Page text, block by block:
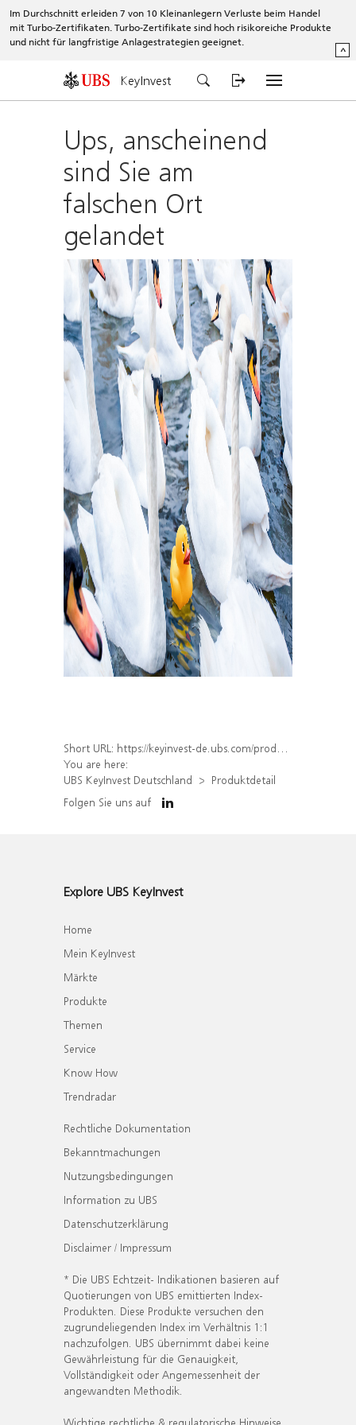
Im Durchschnitt erleiden 7 von 10 Kleinanlegern Verluste beim Handel
mit Turbo-Zertifikaten. Turbo-Zertifikate sind hoch risikoreiche Produkte
und nicht für langfristige Anlagestrategien geeignet.
^
KeyInvest
Ups, anscheinend
sind Sie am
falschen Ort
gelandet
Short URL: https://keyinvest-de.ubs.com/produkt/detail/index/isin/DE000WA62Q66
You are here:
UBS KeyInvest Deutschland
Produktdetail
Folgen Sie uns auf
Explore UBS KeyInvest
Home
Mein KeyInvest
Märkte
Produkte
Themen
Service
Know How
Trendradar
Rechtliche Dokumentation
Bekanntmachungen
Nutzungsbedingungen
Information zu UBS
Datenschutzerklärung
Disclaimer / Impressum
* Die UBS Echtzeit- Indikationen basieren auf
Quotierungen von UBS emittierten Index-
Produkten. Diese Produkte versuchen den
zugrundeliegenden Index im Verhältnis 1:1
nachzufolgen. UBS übernimmt dabei keine
Gewährleistung für die Genauigkeit,
Vollständigkeit oder Angemessenheit der
angewandten Methodik.